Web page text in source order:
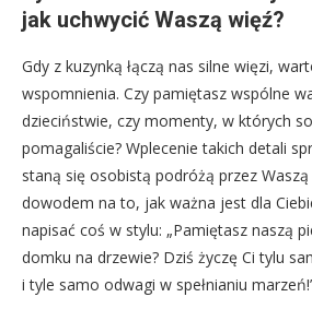
jak uchwycić Waszą więź?
Gdy z kuzynką łączą nas silne więzi,
wspomnienia. Czy pamiętasz wspólne
dzieciństwie, czy momenty, w których
pomagaliście? Wplecenie takich detali
staną się osobistą podróżą przez Waszą
dowodem na to, jak ważna jest dla
napisać coś w stylu: „Pamiętasz naszą
domku na drzewie? Dziś życzę Ci tylu
i tyle samo odwagi w spełnianiu